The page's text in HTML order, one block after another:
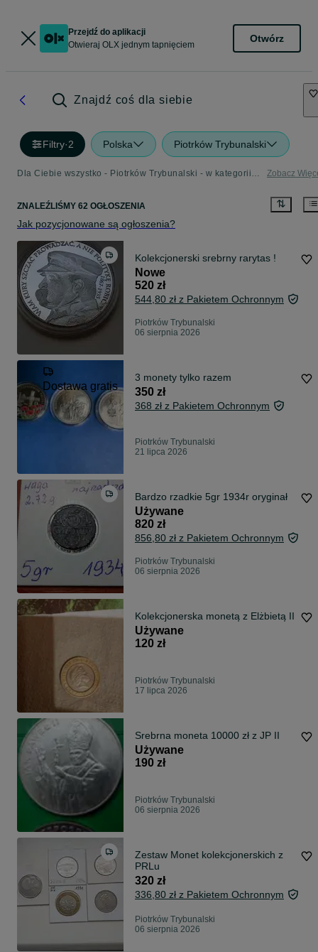
Przejdź do aplikacji
Otwieraj OLX jednym tapnięciem
Otwórz
Znajdź coś dla siebie
Filtry·2 Polska Piotrków Trybunalski
Dla Ciebie wszystko - Piotrków Trybunalski - w kategorii Polska Zobacz
ZNALEŹLIŚMY 62 OGŁOSZENIA
Jak pozycjonowane są ogłoszenia?
Kolekcjonerski srebrny rarytas !
Nowe
520 zł
544,80 zł z Pakietem Ochronnym
Piotrków Trybunalski
06 sierpnia 2026
Dostawa gratis
3 monety tylko razem
350 zł
368 zł z Pakietem Ochronnym
Piotrków Trybunalski
21 lipca 2026
Bardzo rzadkie 5gr 1934r oryginał
Używane
820 zł
856,80 zł z Pakietem Ochronnym
Piotrków Trybunalski
06 sierpnia 2026
Kolekcjonerska monetą z Elżbietą II
Używane
120 zł
Piotrków Trybunalski
17 lipca 2026
Srebrna moneta 10000 zł z JP II
Używane
190 zł
Piotrków Trybunalski
06 sierpnia 2026
Zestaw Monet kolekcjonerskich z
PRLu
320 zł
336,80 zł z Pakietem Ochronnym
Piotrków Trybunalski
06 sierpnia 2026